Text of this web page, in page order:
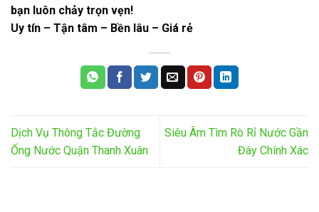
bạn luôn chảy trọn vẹn!
Uy tín – Tận tâm – Bền lâu – Giá rẻ
Dịch Vụ Thông Tắc Đường
Ống Nước Quận Thanh Xuân
Siêu Âm Tìm Rò Rỉ Nước Gần
Đây Chính Xác